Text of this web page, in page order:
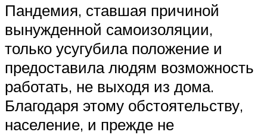
Пандемия, ставшая причиной
вынужденной самоизоляции,
только усугубила положение и
предоставила людям возможность
работать, не выходя из дома.
Благодаря этому обстоятельству,
население, и прежде не